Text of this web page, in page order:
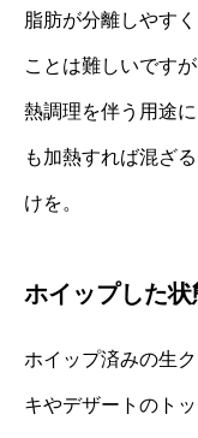
脂肪が分離しやす
ことは難しいです
熱調理を伴う用途
も加熱すれば混ざ
けを。
ホイップした
ホイップ済みの生
キやデザートのト